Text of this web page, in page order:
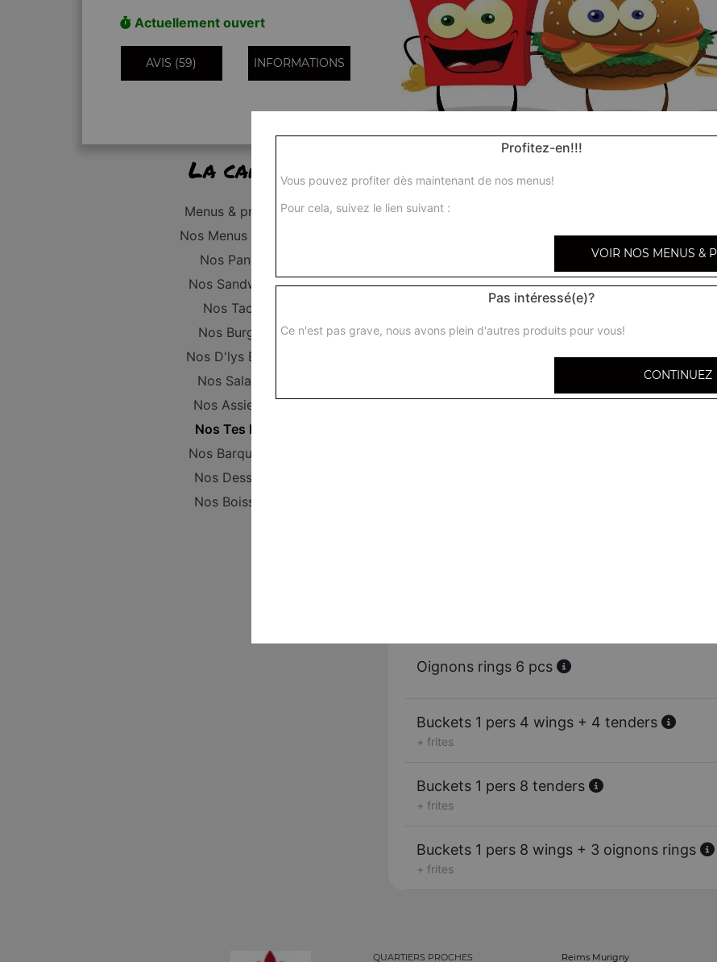
Actuellement ouvert
AVIS (59) INFORMATIONS
La carte
Menus & promos
Nos Menus Enfant
Nos Paninis
Nos Sandwichs
Nos Tacos
Nos Burgers
Nos D'lys Bowls
Nos Salades
Nos Assiettes
Nos Tes Mex
Nos Barquettes
Nos Desserts
Nos Boissons
Tenders 3 pcs
Oignons rings 6 pcs
Buckets 1 pers 4 wings + 4 tenders
+ frites
Buckets 1 pers 8 tenders
+ frites
Buckets 1 pers 8 wings + 3 oignons rings
+ frites
QUARTIERS PROCHES Reims Murigny
Profitez-en!!!
Vous pouvez profiter dès maintenant de nos menus!
Pour cela, suivez le lien suivant :
VOIR NOS MENUS &
Pas intéressé(e)?
Ce n'est pas grave, nous avons plein d'autres produits pour vous!
CONTINUEZ